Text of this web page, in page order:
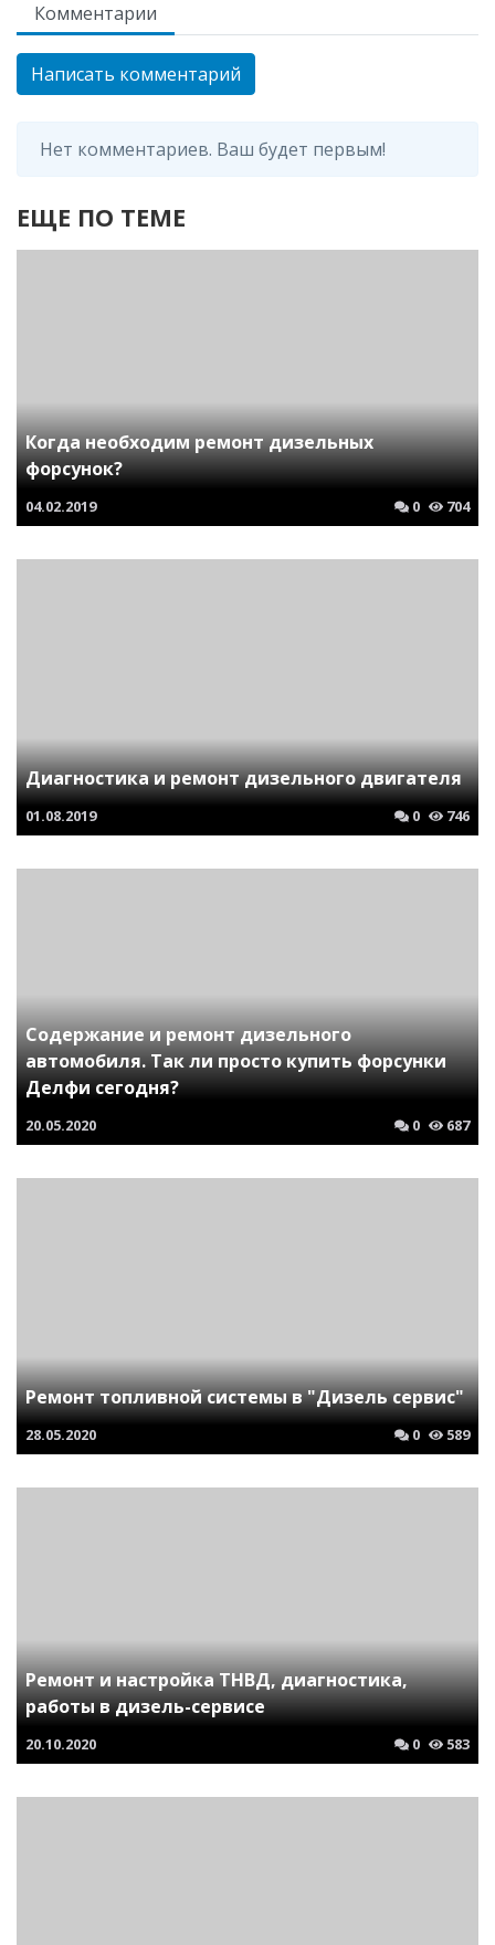
Комментарии
Написать комментарий
Нет комментариев. Ваш будет первым!
ЕЩЕ ПО ТЕМЕ
Когда необходим ремонт дизельных
форсунок?
04.02.2019 0 704
Диагностика и ремонт дизельного двигателя
01.08.2019 0 746
Содержание и ремонт дизельного
автомобиля. Так ли просто купить форсунки
Делфи сегодня?
20.05.2020 0 687
Ремонт топливной системы в "Дизель сервис"
28.05.2020 0 589
Ремонт и настройка ТНВД, диагностика,
работы в дизель-сервисе
20.10.2020 0 583